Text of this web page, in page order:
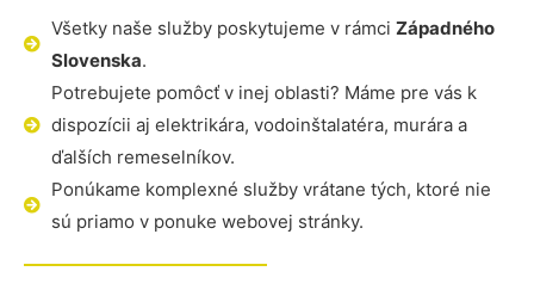
Všetky naše služby poskytujeme v rámci Západného
Slovenska.
Potrebujete pomôcť v inej oblasti? Máme pre vás k
dispozícii aj elektrikára, vodoinštalatéra, murára a
ďalších remeselníkov.
Ponúkame komplexné služby vrátane tých, ktoré nie
sú priamo v ponuke webovej stránky.